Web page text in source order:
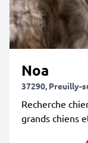
Noa
37290, Preuilly-
Recherche
grands chiens